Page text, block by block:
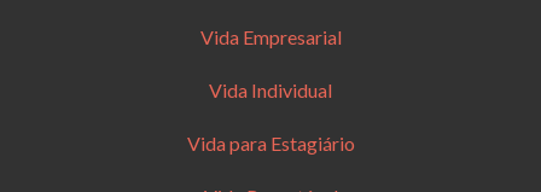
Vida Empresarial
Vida Individual
Vida para Estagiário